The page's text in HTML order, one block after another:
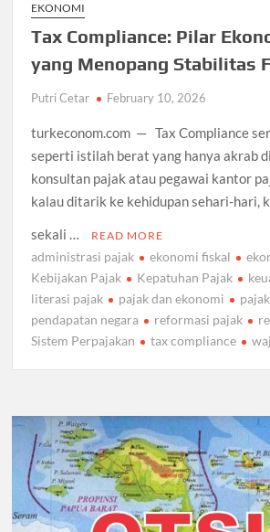
EKONOMI
Tax Compliance: Pilar
yang Menopang Stabilitas
Putri Cetar February 10, 2026
turkeconom.com — Tax Compliance
seperti istilah berat yang hanya akrab
konsultan pajak atau pegawai kantor
kalau ditarik ke kehidupan sehari-hari,
sekali …
READ MORE
administrasi pajak ekonomi fiskal
Kebijakan Pajak
Kepatuhan Pajak
literasi pajak
pajak dan ekonomi
pendapatan negara
reformasi pajak
Sistem Perpajakan
tax compliance